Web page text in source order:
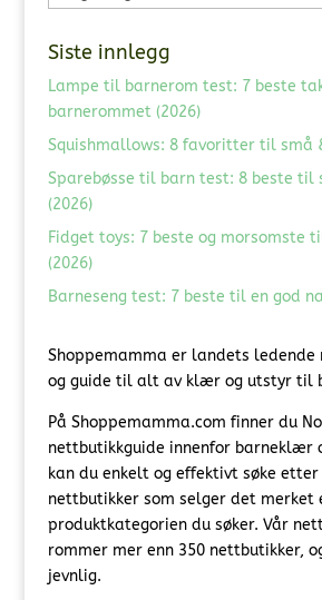
Siste innlegg
Lampe til barnerom test: 7 beste
barnerommet (2026)
Squishmallows: 8 favoritter til små
Sparebøsse til barn test: 8 beste til
(2026)
Fidget toys: 7 beste og morsomste
(2026)
Barneseng test: 7 beste til en god
Shoppemamma er landets ledende
og guide til alt av klær og utstyr til
På Shoppemamma.com finner du
nettbutikkguide innenfor barneklær
kan du enkelt og effektivt søke etter
nettbutikker som selger det merket
produktkategorien du søker. Vår
rommer mer enn 350 nettbutikker,
jevnlig.